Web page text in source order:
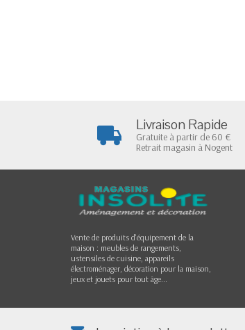
Livraison Rapide
Gratuite à partir de 60 €
Retrait magasin à Nogent
Vente de produits d'équipement de la
maison : meubles de rangements,
ustensiles de cuisine, appareils
électroménager, décoration pour la maison,
jeux et jouets pour tout âge...